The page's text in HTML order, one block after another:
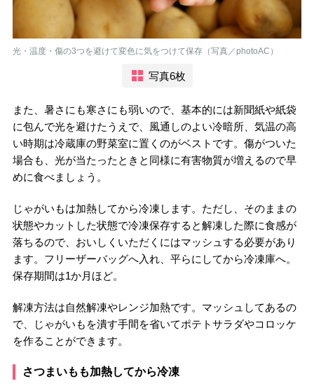
光・温度・傷の3つを避けて変色に気をつけて保存（写真／photoAC）
写真6枚
また、暑さにも寒さにも弱いので、基本的には新聞紙や紙袋
に包んで光を避けたうえで、風通しのよい冷暗所、気温の高
い時期は冷蔵庫の野菜室に置くのがベストです。傷がついた
場合も、光が当たったときと同様に有害物質が増えるので早
めに食べましょう。
じゃがいもは加熱してから冷凍します。ただし、そのままの
状態やカットした状態で冷凍保存すると解凍した際に食感が
落ちるので、おいしくいただくにはマッシュする必要があり
ます。フリーザーバッグへ入れ、平らにしてから冷凍庫へ。
保存期間は1か月ほど。
解凍方法は自然解凍やレンジ加熱です。マッシュしてあるの
で、じゃがいもを潰す手間を省いてポテトサラダやコロッケ
を作ることができます。
さつまいもも加熱してから冷凍